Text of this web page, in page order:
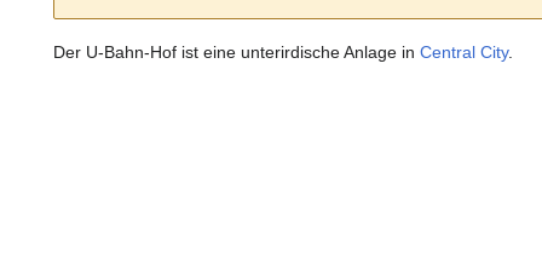
Der U-Bahn-Hof ist eine unterirdische Anlage in Central City.